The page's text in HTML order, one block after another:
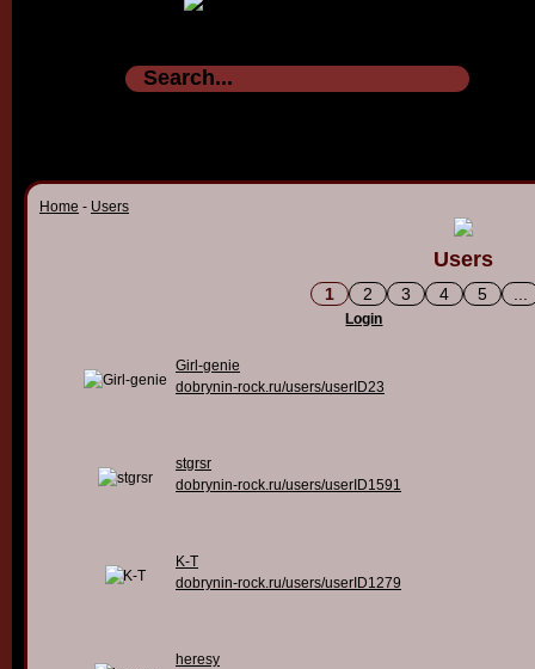
Home - Users
Users
1 2 3 4 5
Login
Girl-genie
dobrynin-rock.ru/users/userID23
stgrsr
dobrynin-rock.ru/users/userID1591
K-T
dobrynin-rock.ru/users/userID1279
heresy